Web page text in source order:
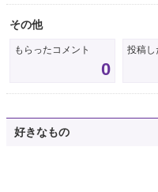
その他
もらったコメント
0
投稿し
好きなもの